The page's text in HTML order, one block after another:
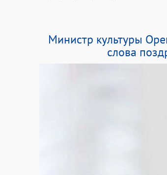
Министр культуры
слова